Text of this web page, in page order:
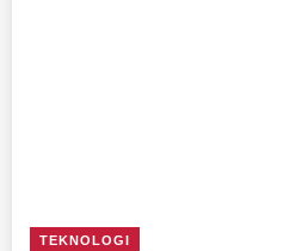
TEKNOLOGI